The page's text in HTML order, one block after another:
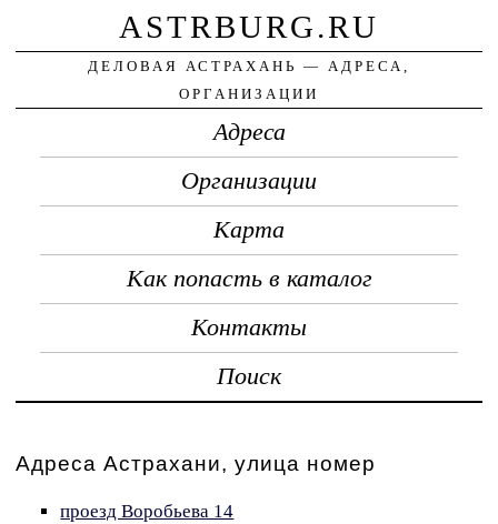
ASTRBURG.RU
ДЕЛОВАЯ АСТРАХАНЬ — АДРЕСА,
ОРГАНИЗАЦИИ
Адреса
Организации
Карта
Как попасть в каталог
Контакты
Поиск
Адреса Астрахани, улица номер
проезд Воробьева 14